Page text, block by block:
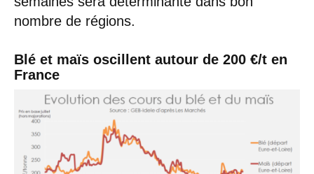
nombre de régions.
Blé et maïs oscillent autour de 200 €/t en
France